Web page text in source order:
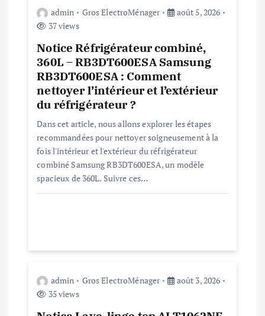
admin Gros ElectroMénager
août 5, 2026
37 views
Notice Réfrigérateur combiné,
360L – RB3DT600ESA Samsung
RB3DT600ESA : Comment
nettoyer l’intérieur et l’extérieur
du réfrigérateur ?
Dans cet article, nous allons explorer les étapes
recommandées pour nettoyer soigneusement à la
fois l'intérieur et l'extérieur du réfrigérateur
combiné Samsung RB3DT600ESA, un modèle
spacieux de 360L. Suivre ces…
admin Gros ElectroMénager
août 3, 2026
35 views